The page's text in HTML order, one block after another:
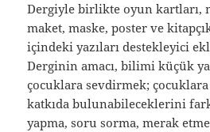
Dergiyle birlikte oyun kartları,
maket, maske, poster ve
içindeki yazıları destekleyici
Derginin amacı, bilimi küçük
çocuklara sevdirmek;
katkıda bulunabileceklerini
yapma, soru sorma, merak